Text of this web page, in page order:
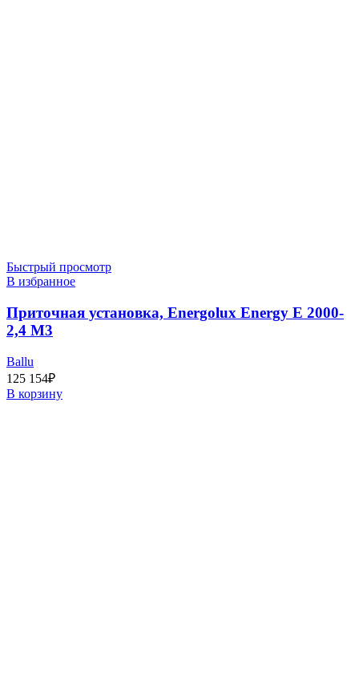
Быстрый просмотр
В избранное
Приточная установка, Energolux Energy E 2000-
2,4 M3
Ballu
125 154₽
В корзину